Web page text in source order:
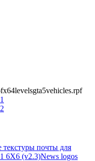
почты для
6X6 (v2.3)News logos